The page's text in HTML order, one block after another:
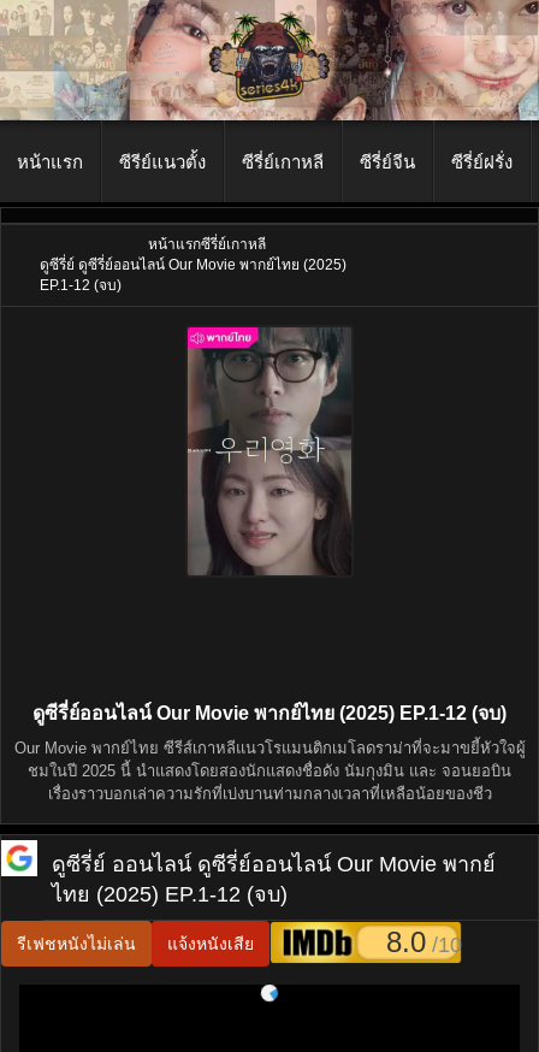
หน้าแรก ซีรีย์แนวตั้ง ซีรี่ย์เกาหลี ซีรี่ย์จีน ซีรี่ย์ฝรั่ง
หน้าแรกซีรี่ย์เกาหลี
ดูซีรี่ย์ ดูซีรี่ย์ออนไลน์ Our Movie พากย์ไทย (2025)
EP.1-12 (จบ)
ดูซีรี่ย์ออนไลน์ Our Movie พากย์ไทย (2025) EP.1-12 (จบ)
Our Movie พากย์ไทย ซีรีส์เกาหลีแนวโรแมนติกเมโลดราม่าที่จะมาขยี้หัวใจผู้
ชมในปี 2025 นี้ นำแสดงโดยสองนักแสดงชื่อดัง นัมกุงมิน และ จอนยอบิน
เรื่องราวบอกเล่าความรักที่เบ่งบานท่ามกลางเวลาที่เหลือน้อยของชีว
ดูซีรี่ย์ ออนไลน์ ดูซีรี่ย์ออนไลน์ Our Movie พากย์
ไทย (2025) EP.1-12 (จบ)
รีเฟชหนังไม่เล่น แจ้งหนังเสีย 8.0 /10